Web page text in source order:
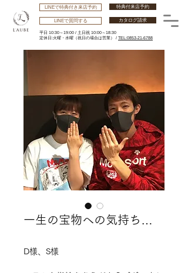
特典付来店予約
LINEで特典付き来店予約
カタログ請求
平日 10:30～19:00 / 土日祝 10:00～18:30
​定休日:火曜・水曜 （祝日の場合は営業） / TEL:0853-21-6788
LINEで質問する
一生の宝物への気持ち…
D様、S様